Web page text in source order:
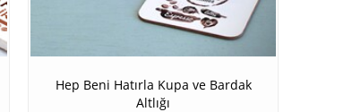
Hep Beni Hatırla Kupa ve Bardak
Altlığı